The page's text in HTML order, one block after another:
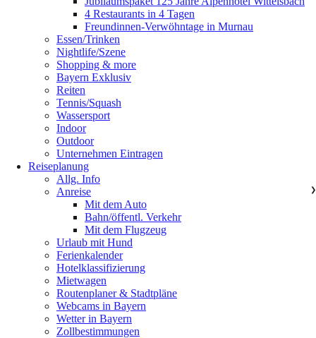
4 Restaurants in 4 Tagen
Freundinnen-Verwöhntage in Murnau
Essen/Trinken
Nightlife/Szene
Shopping & more
Bayern Exklusiv
Reiten
Tennis/Squash
Wassersport
Indoor
Outdoor
Unternehmen Eintragen
Reiseplanung
Allg. Info
Anreise
❯
Mit dem Auto
Bahn/öffentl. Verkehr
Mit dem Flugzeug
Urlaub mit Hund
Ferienkalender
Hotelklassifizierung
Mietwagen
Routenplaner & Stadtpläne
Webcams in Bayern
Wetter in Bayern
Zollbestimmungen